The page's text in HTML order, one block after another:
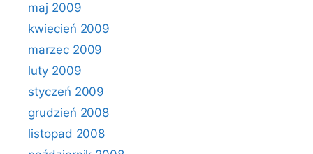
maj 2009
kwiecień 2009
marzec 2009
luty 2009
styczeń 2009
grudzień 2008
listopad 2008